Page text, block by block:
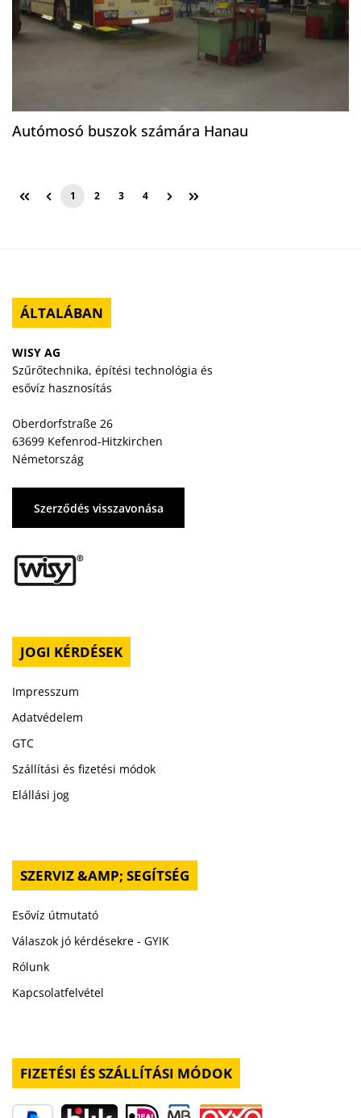
Autómosó buszok számára Hanau
Oldal
1 Oldal
2 Oldal
3 Oldal
4
ÁLTALÁBAN
WISY AG
Szűrőtechnika, építési technológia és
esővíz hasznosítás
Oberdorfstraße 26
63699 Kefenrod-Hitzkirchen
Németország
Szerződés visszavonása
JOGI KÉRDÉSEK
Impresszum
Adatvédelem
GTC
Szállítási és fizetési módok
Elállási jog
SZERVIZ &AMP; SEGÍTSÉG
Esővíz útmutató
Válaszok jó kérdésekre - GYIK
Rólunk
Kapcsolatfelvétel
FIZETÉSI ÉS SZÁLLÍTÁSI MÓDOK